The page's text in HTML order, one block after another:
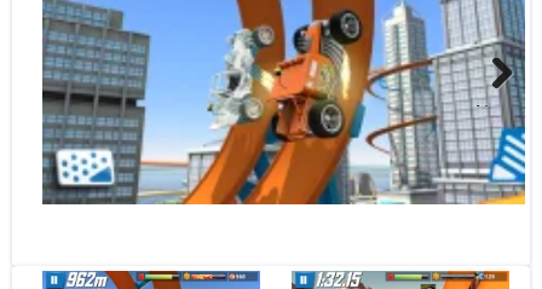
Next